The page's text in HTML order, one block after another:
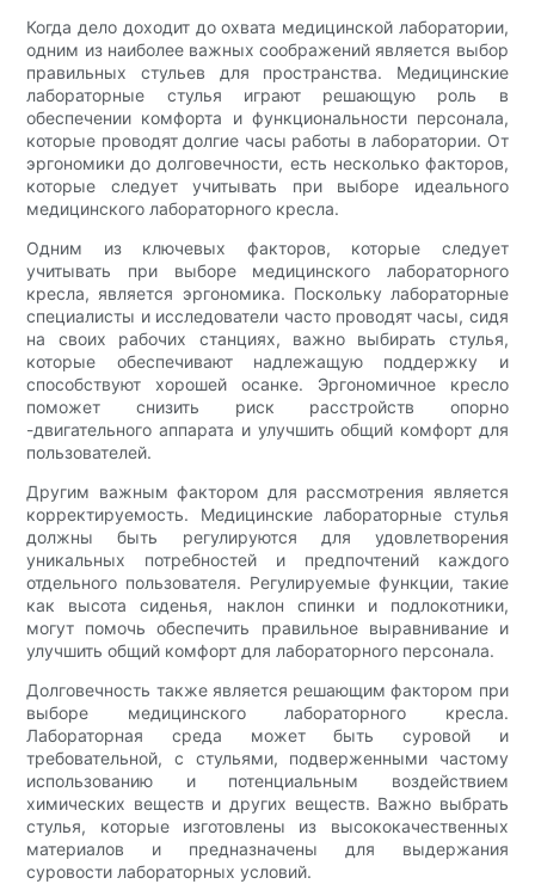
Когда дело доходит до охвата медицинской лаборатории,
одним из наиболее важных соображений является выбор
правильных стульев для пространства. Медицинские
лабораторные стулья играют решающую роль в
обеспечении комфорта и функциональности персонала,
которые проводят долгие часы работы в лаборатории. От
эргономики до долговечности, есть несколько факторов,
которые следует учитывать при выборе идеального
медицинского лабораторного кресла.
Одним из ключевых факторов, которые следует
учитывать при выборе медицинского лабораторного
кресла, является эргономика. Поскольку лабораторные
специалисты и исследователи часто проводят часы, сидя
на своих рабочих станциях, важно выбирать стулья,
которые обеспечивают надлежащую поддержку и
способствуют хорошей осанке. Эргономичное кресло
поможет снизить риск расстройств опорно
-двигательного аппарата и улучшить общий комфорт для
пользователей.
Другим важным фактором для рассмотрения является
корректируемость. Медицинские лабораторные стулья
должны быть регулируются для удовлетворения
уникальных потребностей и предпочтений каждого
отдельного пользователя. Регулируемые функции, такие
как высота сиденья, наклон спинки и подлокотники,
могут помочь обеспечить правильное выравнивание и
улучшить общий комфорт для лабораторного персонала.
Долговечность также является решающим фактором при
выборе медицинского лабораторного кресла.
Лабораторная среда может быть суровой и
требовательной, с стульями, подверженными частому
использованию и потенциальным воздействием
химических веществ и других веществ. Важно выбрать
стулья, которые изготовлены из высококачественных
материалов и предназначены для выдержания
суровости лабораторных условий.